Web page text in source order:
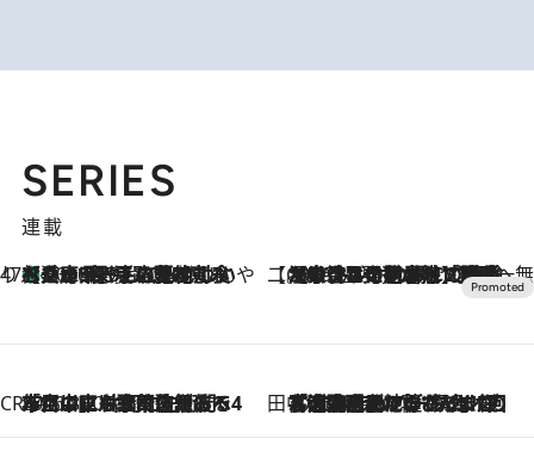
SERIES
連載
47都道府県の手みやげ ひんやりスイーツで夏を満喫
2026.8.8
【兵庫県】この夏絶対食べたい 冷やしておいしいおやつ3選 淡路島の恵みをジェラートに集約 【CREA×星野リゾート】唯一無二。癒しと発見が待つ場所へ
2026.8.7
【トンボの足水浴】ヒノキの香りに包まれて涼感マックス！約13℃の湧水かけ流しを避暑地「星野温泉 トンボの湯」で体験
CREA'S CHOICE
2026.8.7
「立川にも歌舞伎があるんだよ」 片岡仁左衛門・市川中車ら豪華座組みで4年目の立川立飛歌舞伎へ 田中稲の勝手に再ブーム
2026.8.7
「湘南乃風に憧れて」観客大盛上がりの“タオル回し”に、ラッパー顔負けの高速歌唱まで…さだまさし（74）のアグレッシブすぎる現在地